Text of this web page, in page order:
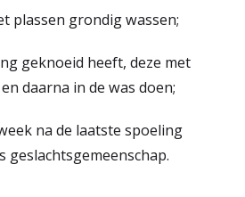
plassen grondig wassen;
geknoeid heeft, deze met
daarna in de was doen;
na de laatste spoeling
geslachtsgemeenschap.